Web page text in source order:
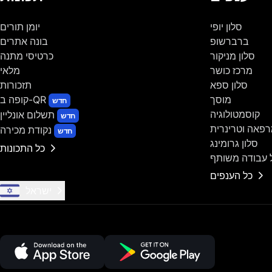
יומן תורים
בונה אתרים
כרטיסי מתנה
מלאי
תזכורות
קופה ב-QR
חדש
חדש
חדש
כל התכונות
סלון יופי
ברברשופ
סלון מניקור
מרכז כושר
סלון ספא
מוסך
קוסמטולוגיה
וטרינרית
סלון גרומינג
עבודה משותף
כל הענפים